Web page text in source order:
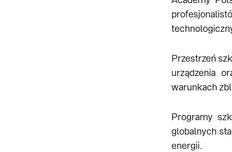
Przestrzeń
urządzenia
warunkach
Programy
globalnych
energii.